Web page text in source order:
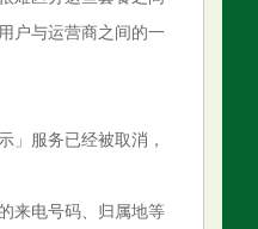
户与运营商之间的一
」服务已经被取消，
来电号码、归属地等